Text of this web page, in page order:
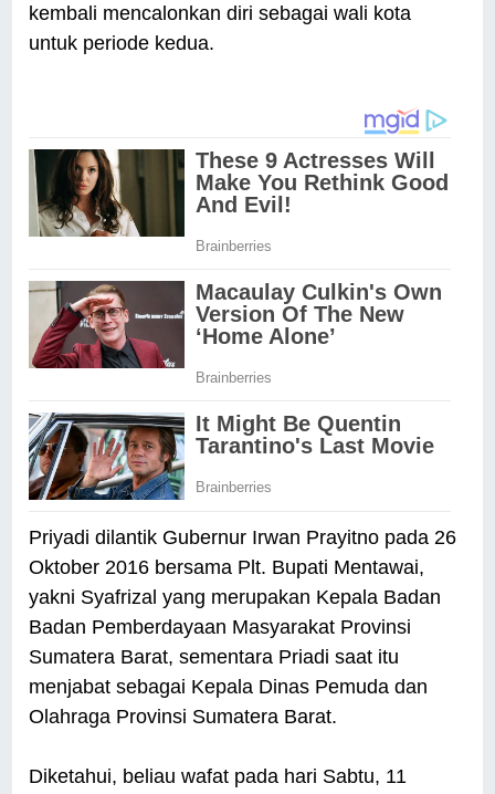
kembali mencalonkan diri sebagai wali kota
untuk periode kedua.
Priyadi dilantik Gubernur Irwan Prayitno pada 26
Oktober 2016 bersama Plt. Bupati Mentawai,
yakni Syafrizal yang merupakan Kepala Badan
Badan Pemberdayaan Masyarakat Provinsi
Sumatera Barat, sementara Priadi saat itu
menjabat sebagai Kepala Dinas Pemuda dan
Olahraga Provinsi Sumatera Barat.
Diketahui, beliau wafat pada hari Sabtu, 11